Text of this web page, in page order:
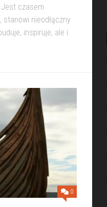
czasem
nieodłączny
inspiruje, ale i
0